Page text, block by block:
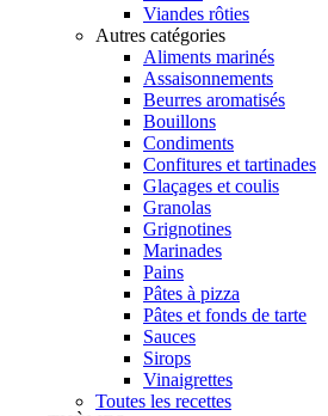
Viandes rôties
Autres catégories
Aliments marinés
Assaisonnements
Beurres aromatisés
Bouillons
Condiments
Confitures et tartinades
Glaçages et coulis
Granolas
Grignotines
Marinades
Pains
Pâtes à pizza
Pâtes et fonds de tarte
Sauces
Sirops
Vinaigrettes
Toutes les recettes